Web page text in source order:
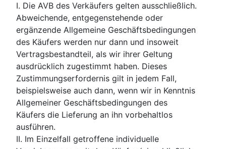
I. Die AVB des Verkäufers gelten ausschließlich.
Abweichende, entgegenstehende oder
ergänzende Allgemeine Geschäftsbedingungen
des Käufers werden nur dann und insoweit
Vertragsbestandteil, als wir ihrer Geltung
ausdrücklich zugestimmt haben. Dieses
Zustimmungserfordernis gilt in jedem Fall,
beispielsweise auch dann, wenn wir in Kenntnis
Allgemeiner Geschäftsbedingungen des
Käufers die Lieferung an ihn vorbehaltlos
ausführen.
II. Im Einzelfall getroffene individuelle